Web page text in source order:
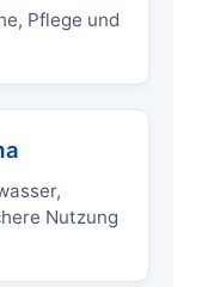
Pflege und
Nutzung